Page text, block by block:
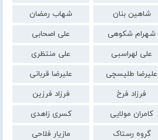
شاهین بنان
شهاب رمضان
شهرام شکوهی
علی اصحابی
علی لهراسبی
علی منتظری
علیرضا طلیسچی
علیرضا قربانی
فرزاد فرخ
فرزاد فرزین
کامران مولایی
کسری زاهدی
گروه رستاک
مازیار فلاحی